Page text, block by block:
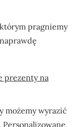
pragniemy
prezenty na
możemy wyrazić
Personalizowane